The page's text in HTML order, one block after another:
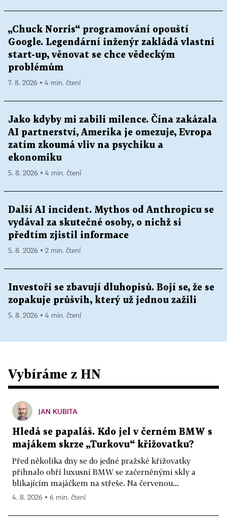
„Chuck Norris“ programování opouští
Google. Legendární inženýr zakládá vlastní
start-up, věnovat se chce vědeckým
problémům
7. 8. 2026 ▪ 4 min. čtení
Jako kdyby mi zabili milence. Čína zakázala
AI partnerství, Amerika je omezuje, Evropa
zatím zkoumá vliv na psychiku a
ekonomiku
5. 8. 2026 ▪ 4 min. čtení
Další AI incident. Mythos od Anthropicu se
vydával za skutečné osoby, o nichž si
předtím zjistil informace
5. 8. 2026 ▪ 2 min. čtení
Investoři se zbavují dluhopisů. Bojí se, že se
zopakuje průšvih, který už jednou zažili
5. 8. 2026 ▪ 4 min. čtení
Vybíráme z HN
JAN KUBITA
Hledá se papaláš. Kdo jel v černém BMW s
majákem skrze „Turkovu“ křižovatku?
Před několika dny se do jedné pražské křižovatky
přihnalo obří luxusní BMW se začerněnými skly a
blikajícím majáčkem na střeše. Na červenou...
4. 8. 2026 ▪ 6 min. čtení